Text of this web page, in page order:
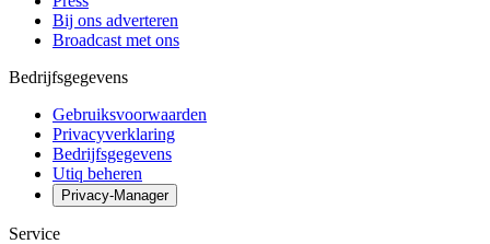
Bij ons adverteren
Broadcast met ons
Bedrijfsgegevens
Gebruiksvoorwaarden
Privacyverklaring
Bedrijfsgegevens
Utiq beheren
Privacy-Manager
Service